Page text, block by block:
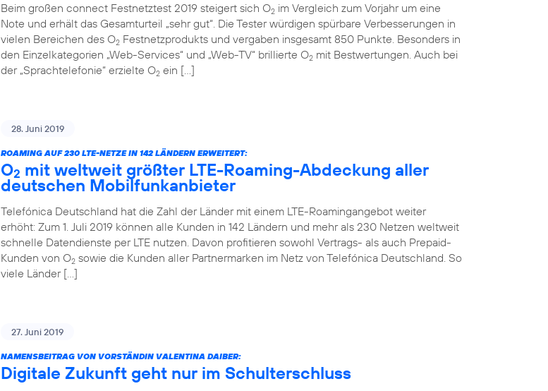
Beim großen connect Festnetztest 2019 steigert sich O2 im Vergleich zum Vorjahr um eine
Note und erhält das Gesamturteil „sehr gut“. Die Tester würdigen spürbare Verbesserungen in
vielen Bereichen des O2 Festnetzprodukts und vergaben insgesamt 850 Punkte. Besonders in
den Einzelkategorien „Web-Services“ und „Web-TV“ brillierte O2 mit Bestwertungen. Auch bei
der „Sprachtelefonie“ erzielte O2 ein […]
28. Juni 2019
ROAMING AUF 230 LTE-NETZE IN 142 LÄNDERN ERWEITERT:
O2 mit weltweit größter LTE-Roaming-Abdeckung aller
deutschen Mobilfunkanbieter
Telefónica Deutschland hat die Zahl der Länder mit einem LTE-Roamingangebot weiter
erhöht: Zum 1. Juli 2019 können alle Kunden in 142 Ländern und mehr als 230 Netzen weltweit
schnelle Datendienste per LTE nutzen. Davon profitieren sowohl Vertrags- als auch Prepaid-
Kunden von O2 sowie die Kunden aller Partnermarken im Netz von Telefónica Deutschland. So
viele Länder […]
27. Juni 2019
NAMENSBEITRAG VON VORSTÄNDIN VALENTINA DAIBER:
Digitale Zukunft geht nur im Schulterschluss